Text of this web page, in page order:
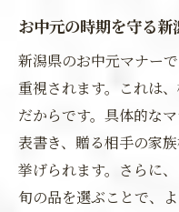
お中元の時期を守る
新潟県のお中元マナー
重視されます。これは
だからです。具体的な
表書き、贈る相手の家
挙げられます。さらに
旬の品を選ぶことで、